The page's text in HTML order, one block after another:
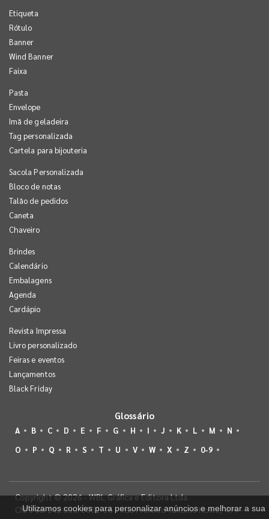
Etiqueta
Rótulo
Banner
Wind Banner
Faixa
Pasta
Envelope
Imã de geladeira
Tag personalizada
Cartela para bijouteria
Sacola Personalizada
Bloco de notas
Talão de pedidos
Caneta
Chaveiro
Brindes
Calendário
Embalagens
Agenda
Cardápio
Revista Impressa
Livro personalizado
Feiras e eventos
Lançamentos
Black Friday
Glossário
A B C D E F G H I J K L M
N
O
P Q R S T U V W X Z 0-9
Copyright © 2026 - WBL Gráfica e Editora Ltda.
CNPJ 08.142.850/0001-36 - Rua Prefeito Takume Koike, 499 -
Utilizamos cookies para personalizar anúncios e melhorar a sua